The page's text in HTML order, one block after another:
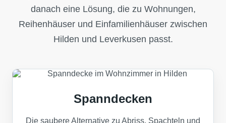
danach eine Lösung, die zu Wohnungen,
Reihenhäuser und Einfamilienhäuser zwischen
Hilden und Leverkusen passt.
Spanndecken
Die saubere Alternative zu Abriss, Spachteln und